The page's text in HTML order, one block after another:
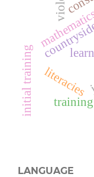
literacies
initial training training
LANGUAGE